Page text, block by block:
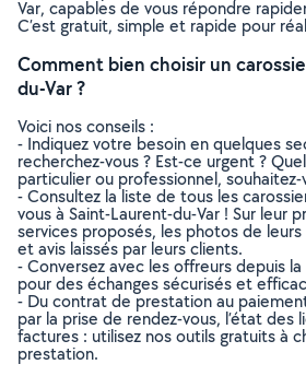
Var, capables de vous répondre
C’est gratuit, simple et rapide pour
Comment bien choisir un
du-Var ?
Voici nos conseils :
- Indiquez votre besoin en quelques
recherchez-vous ? Est-ce urgent ?
particulier ou professionnel, souhaitez-
- Consultez la liste de tous les
vous à Saint-Laurent-du-Var ! Sur leur
services proposés, les photos de
et avis laissés par leurs clients.
- Conversez avec les offreurs depuis
pour des échanges sécurisés et
- Du contrat de prestation au
par la prise de rendez-vous, l’état des
factures : utilisez nos outils gratuits à
prestation.